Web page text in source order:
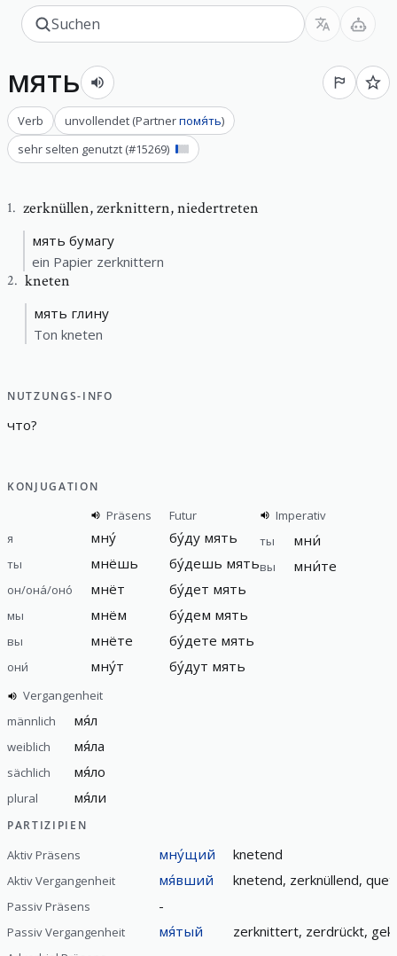
мять
Verb unvollendet (Partnerпомя́ть)
sehr selten genutzt (#15269)
1. zerknüllen,zerknittern, niedertreten
мять бумагу
ein Papier zerknittern
2. kneten
мять глину
Ton kneten
NUTZUNGS-INFO
что?
KONJUGATION
Präsens
Futur
я
мну́ бу́ду мять
ты мнёшь бу́дешь мять
он/она́/оно́ мнёт бу́дет мять
мы мнём бу́дем мять
вы мнёте бу́дете мять
они́ мну́т бу́дут мять
Imperativ
ты
мни́
вы мни́те
Vergangenheit
männlich
мя́л
weiblich мя́ла
sächlich мя́ло
plural мя́ли
PARTIZIPIEN
Aktiv Präsens мну́щий knetend
Aktiv Vergangenheit мя́вший knetend, zerknüllend,
Passiv Präsens -
Passiv Vergangenheit мя́тый zerknittert, zerdrückt,